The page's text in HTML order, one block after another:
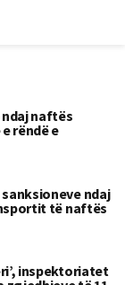
ndaj naftës
rëndë e
ndaj
të naftës
inspektoriatet